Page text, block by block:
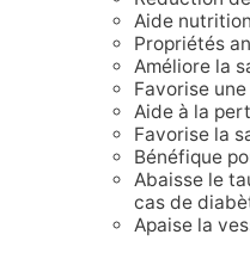
Aide
Propriétés
Améliore la
Favorise
Aide à la
Favorise la
Bénéfique
Abaisse le
cas de
Apaise la